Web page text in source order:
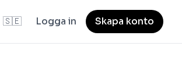
🇸🇪 Logga in Skapa konto